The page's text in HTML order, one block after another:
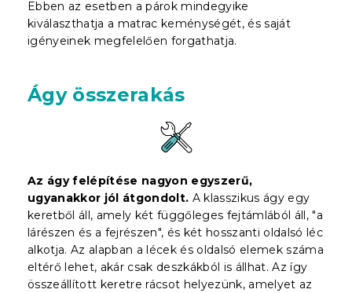
Ebben az esetben a párok mindegyike
kiválaszthatja a matrac keménységét, és saját
igényeinek megfelelően forgathatja.
Ágy összerakás
Az ágy felépítése nagyon egyszerű,
ugyanakkor jól átgondolt. A klasszikus ágy egy
keretből áll, amely két függőleges fejtámlából áll, "a
lárészen és a fejrészen", és két hosszanti oldalsó léc
alkotja. Az alapban a lécek és oldalsó elemek száma
eltérő lehet, akár csak deszkákból is állhat. Az így
összeállított keretre rácsot helyezünk, amelyet az